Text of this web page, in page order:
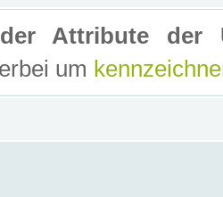
Attribute der
um